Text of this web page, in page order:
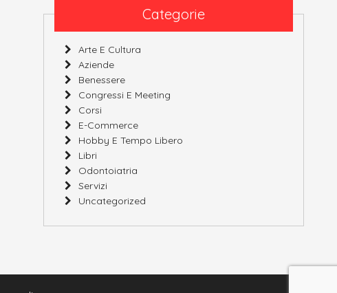
Categorie
Arte E Cultura
Aziende
Benessere
Congressi E Meeting
Corsi
E-Commerce
Hobby E Tempo Libero
Libri
Odontoiatria
Servizi
Uncategorized